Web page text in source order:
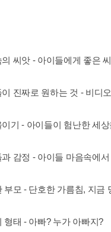
씨앗 - 아이들에게 좋은
진짜로 원하는 것 - 비디
기 - 아이들이 험난한 세
감정 - 아이들 마음속에
부모 - 단호한 가름침, 지금
형태 - 아빠? 누가 아빠지?